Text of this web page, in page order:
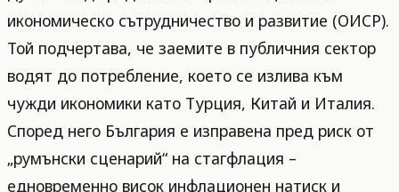
икономическо сътрудничество и развитие (ОИСР).
Той подчертава, че заемите в публичния сектор
водят до потребление, което се излива към
чужди икономики като Турция, Китай и Италия.
Според него България е изправена пред риск от
„румънски сценарий“ на стагфлация –
едновременно висок инфлационен натиск и